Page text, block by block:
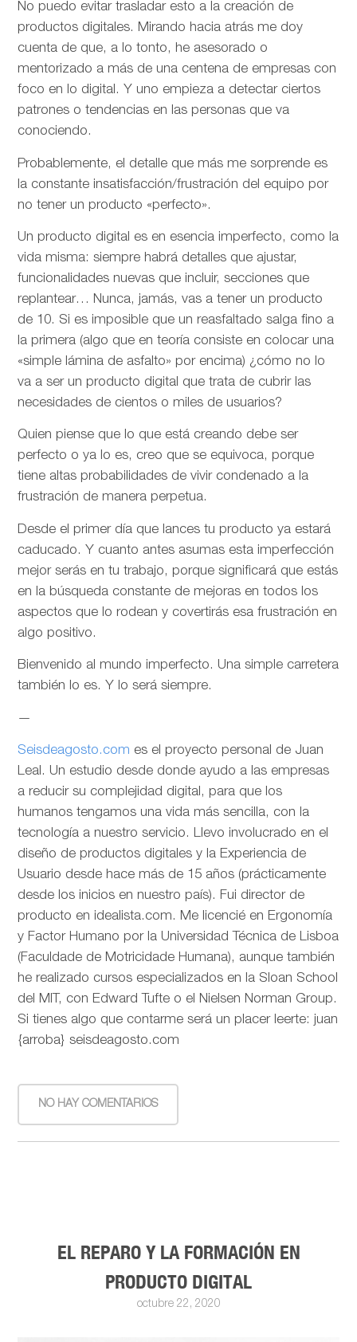
No puedo evitar trasladar esto a la creación de
productos digitales. Mirando hacia atrás me doy
cuenta de que, a lo tonto, he asesorado o
mentorizado a más de una centena de empresas con
foco en lo digital. Y uno empieza a detectar ciertos
patrones o tendencias en las personas que va
conociendo.
Probablemente, el detalle que más me sorprende es
la constante insatisfacción/frustración del equipo por
no tener un producto «perfecto».
Un producto digital es en esencia imperfecto, como la
vida misma: siempre habrá detalles que ajustar,
funcionalidades nuevas que incluir, secciones que
replantear… Nunca, jamás, vas a tener un producto
de 10. Si es imposible que un reasfaltado salga fino a
la primera (algo que en teoría consiste en colocar una
«simple lámina de asfalto» por encima) ¿cómo no lo
va a ser un producto digital que trata de cubrir las
necesidades de cientos o miles de usuarios?
Quien piense que lo que está creando debe ser
perfecto o ya lo es, creo que se equivoca, porque
tiene altas probabilidades de vivir condenado a la
frustración de manera perpetua.
Desde el primer día que lances tu producto ya estará
caducado. Y cuanto antes asumas esta imperfección
mejor serás en tu trabajo, porque significará que estás
en la búsqueda constante de mejoras en todos los
aspectos que lo rodean y covertirás esa frustración en
algo positivo.
Bienvenido al mundo imperfecto. Una simple carretera
también lo es. Y lo será siempre.
—
Seisdeagosto.com es el proyecto personal de Juan
Leal. Un estudio desde donde ayudo a las empresas
a reducir su complejidad digital, para que los
humanos tengamos una vida más sencilla, con la
tecnología a nuestro servicio. Llevo involucrado en el
diseño de productos digitales y la Experiencia de
Usuario desde hace más de 15 años (prácticamente
desde los inicios en nuestro país). Fui director de
producto en idealista.com. Me licencié en Ergonomía
y Factor Humano por la Universidad Técnica de Lisboa
(Faculdade de Motricidade Humana), aunque también
he realizado cursos especializados en la Sloan School
del MIT, con Edward Tufte o el Nielsen Norman Group.
Si tienes algo que contarme será un placer leerte: juan
{arroba} seisdeagosto.com
NO HAY COMENTARIOS
EL REPARO Y LA FORMACIÓN EN
PRODUCTO DIGITAL
octubre 22, 2020